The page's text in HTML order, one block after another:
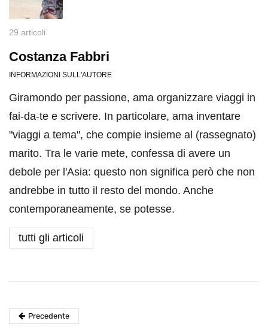
29 articoli
Costanza Fabbri
INFORMAZIONI SULL'AUTORE
Giramondo per passione, ama organizzare viaggi in
fai-da-te e scrivere. In particolare, ama inventare
"viaggi a tema", che compie insieme al (rassegnato)
marito. Tra le varie mete, confessa di avere un
debole per l'Asia: questo non significa però che non
andrebbe in tutto il resto del mondo. Anche
contemporaneamente, se potesse.
tutti gli articoli
Precedente